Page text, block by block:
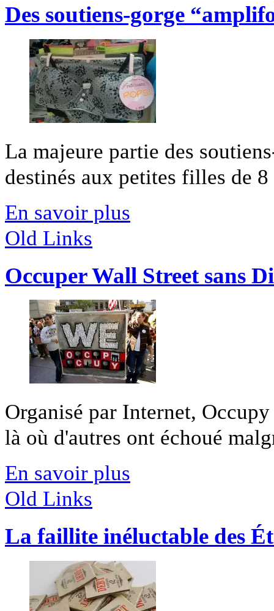
Des soutiens-gorge
La majeure partie des
destinés aux petites filles de
En savoir plus
Old Links
Occuper Wall Street sans
Organisé par Internet,
là où d'autres ont échoué
En savoir plus
Old Links
La faillite inéluctable des